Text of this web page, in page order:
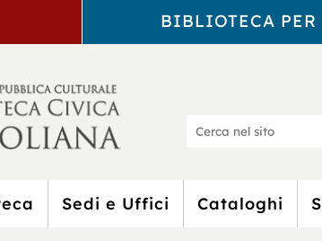
BIBLIOTECA
Sedi e Uffici Cataloghi